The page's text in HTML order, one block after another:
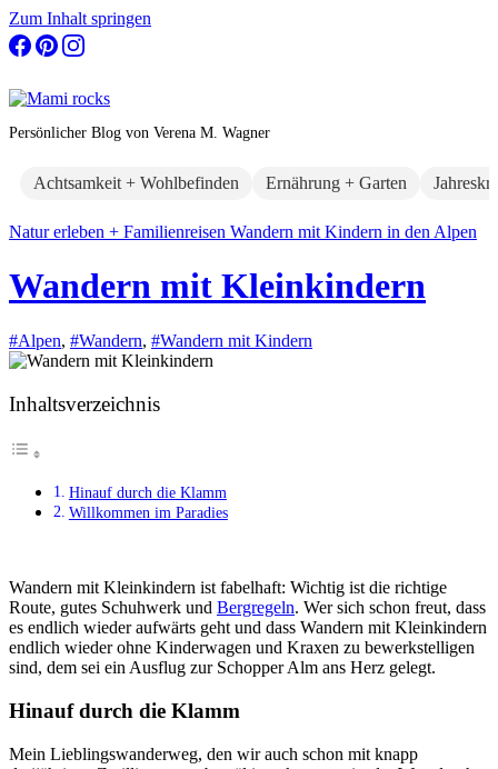
Zum Inhalt springen
Persönlicher Blog von Verena M. Wagner
Achtsamkeit + Wohlbefinden Ernährung + Garten
Natur erleben + Familienreisen Wandern mit Kindern in den Alpen
Wandern mit Kleinkindern
#Alpen, #Wandern, #Wandern mit Kindern
Inhaltsverzeichnis
Hinauf durch die Klamm
Willkommen im Paradies
Wandern mit Kleinkindern ist fabelhaft: Wichtig ist die richtige
Route, gutes Schuhwerk und Bergregeln. Wer sich schon freut, dass
es endlich wieder aufwärts geht und dass Wandern mit Kleinkindern
endlich wieder ohne Kinderwagen und Kraxen zu bewerkstelligen
sind, dem sei ein Ausflug zur Schopper Alm ans Herz gelegt.
Hinauf durch die Klamm
Mein Lieblingswanderweg, den wir auch schon mit knapp